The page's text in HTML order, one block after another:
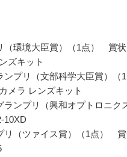
（環境大臣賞）（1点） 賞
ズキット
ンプリ（文部科学大臣賞）
メラ レンズキット
ランプリ（興和オプトロニク
10XD
リ（ツァイス賞）（1点）